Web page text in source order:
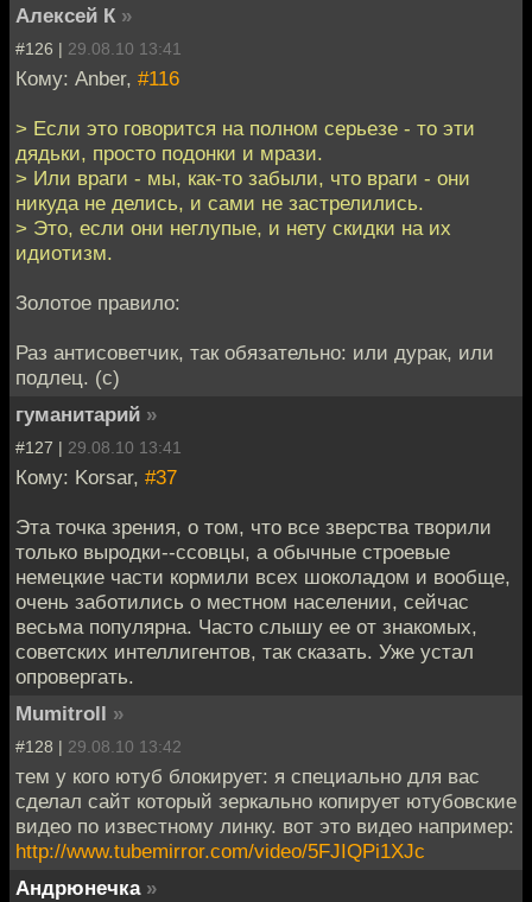
Алексей К »
#126 | 29.08.10 13:41
Кому: Anber, #116
> Если это говорится на полном серьезе - то эти
дядьки, просто подонки и мрази.
> Или враги - мы, как-то забыли, что враги - они
никуда не делись, и сами не застрелились.
> Это, если они неглупые, и нету скидки на их
идиотизм.
Золотое правило:
Раз антисоветчик, так обязательно: или дурак, или
подлец. (с)
гуманитарий »
#127 | 29.08.10 13:41
Кому: Korsar, #37
Эта точка зрения, о том, что все зверства творили
только выродки--ссовцы, а обычные строевые
немецкие части кормили всех шоколадом и вообще,
очень заботились о местном населении, сейчас
весьма популярна. Часто слышу ее от знакомых,
советских интеллигентов, так сказать. Уже устал
опровергать.
Mumitroll »
#128 | 29.08.10 13:42
тем у кого ютуб блокирует: я специально для вас
сделал сайт который зеркально копирует ютубовские
видео по известному линку. вот это видео например:
http://www.tubemirror.com/video/5FJIQPi1XJc
Андрюнечка »